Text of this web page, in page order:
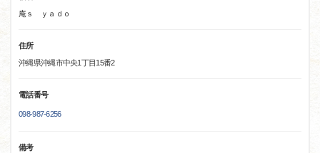
庵ｓ ｙａｄｏ
住所
沖縄県沖縄市中央1丁目15番2
電話番号
098-987-6256
備考